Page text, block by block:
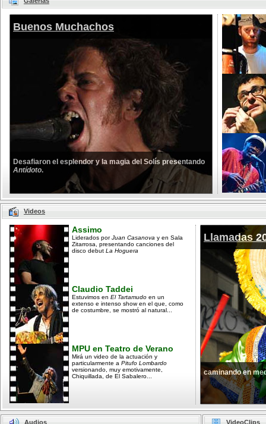
Buenos Muchachos
Desafiaron el esplendor y la magia del Solís presentando
Antídoto.
Videos
Assimo
Liderados porJuan Casanova y en Sala
Zitarrosa, presentando canciones del
disco debut La Hoguera
Claudio Taddei
Estuvimos en El Tartamudo en un
extenso e intenso show en el que, como
de costumbre, se mostró al natural...
MPU en Teatro de Verano
Mirá un video de la actuación y
particularmente a Pitufo Lombardo
versionando, muy emotivamente,
Chiquillada, de El Sabalero...
Llamadas
caminando en
Audios VideoClips